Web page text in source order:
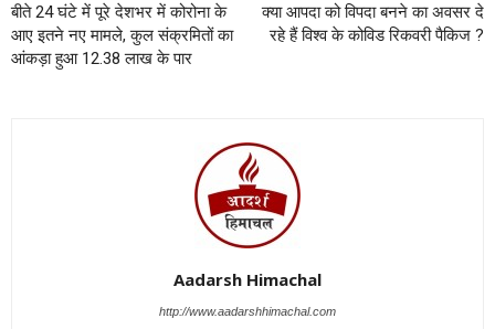
बीते 24 घंटे में पूरे देशभर में कोरोना के
आए इतने नए मामले, कुल संक्रमितों का
आंकड़ा हुआ 12.38 लाख के पार
क्या आपदा को विपदा बनने का अवसर दे
रहे हैं विश्व के कोविड रिकवरी पैकिज ?
Aadarsh Himachal
http://www.aadarshhimachal.com